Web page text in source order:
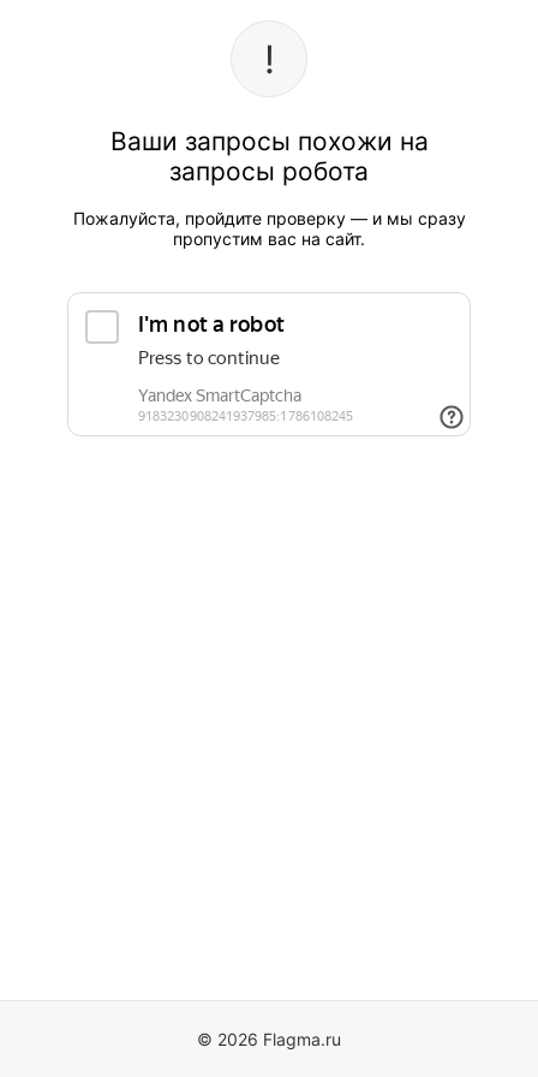
Ваши запросы похожи на
запросы робота
Пожалуйста, пройдите проверку — и мы сразу
пропустим вас на сайт.
© 2026 Flagma.ru